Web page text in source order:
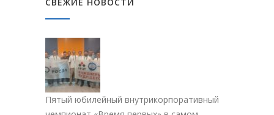
Пятый юбилейный внутрикорпоративный